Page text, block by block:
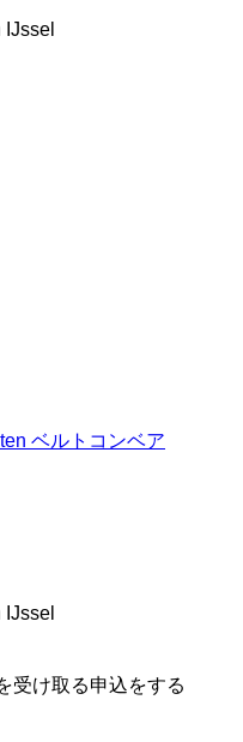
ベルトコンベア
受け取る申込をする